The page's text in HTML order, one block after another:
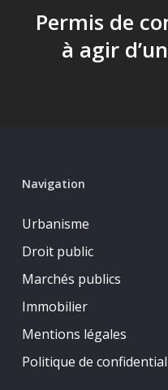
Permis de
à agir
Navigation
Urbanisme
Droit public
Marchés publics
Immobilier
Mentions légales
Politique de